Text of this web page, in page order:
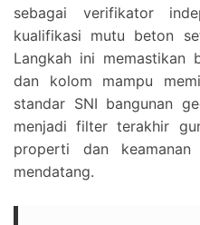
sebagai verifikator
kualifikasi mutu beton
Langkah ini memastikan
dan kolom mampu
standar SNI bangunan
menjadi filter terakhir
properti dan
mendatang.